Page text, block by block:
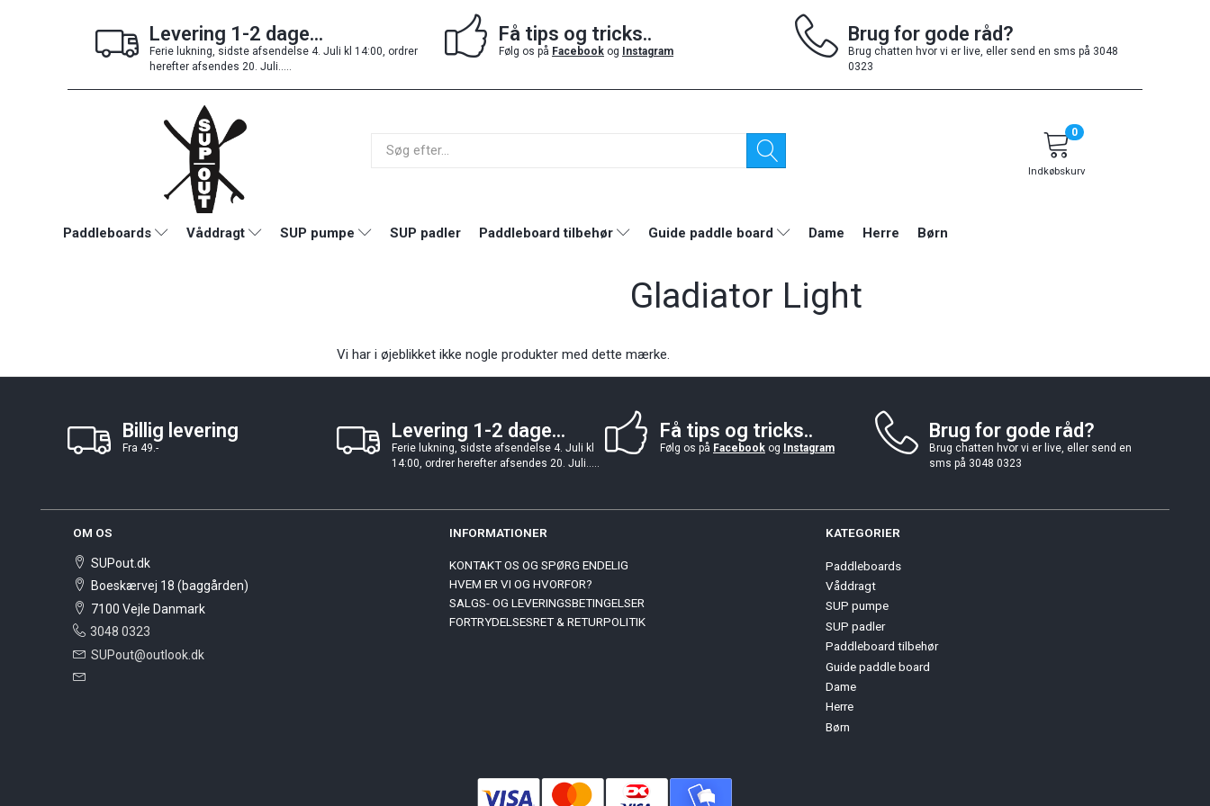
Levering 1-2 dage...
Ferie lukning, sidste afsendelse 4. Juli kl 14:00, ordrer
herefter afsendes 20. Juli.....
Få tips og tricks..
Følg os på Facebook og Instagram
Brug for gode råd?
Brug chatten hvor vi er live, eller send en sms på 3048
0323
Indkøbskurv
0
Paddleboards Våddragt SUP pumpe SUP padler Paddleboard tilbehør Guide paddle board Dame Herre Børn
Gladiator Light
Vi har i øjeblikket ikke nogle produkter med dette mærke.
Billig levering
Fra 49.-
Levering 1-2 dage...
Ferie lukning, sidste afsendelse 4. Juli kl
14:00, ordrer herefter afsendes 20. Juli.....
Få tips og tricks..
Følg os på Facebook og Instagram
Brug for gode råd?
Brug chatten hvor vi er live, eller send en
sms på 3048 0323
OM OS
SUPout.dk
Boeskærvej 18 (baggården)
7100 Vejle Danmark
3048 0323
SUPout@outlook.dk
INFORMATIONER
KONTAKT OS OG SPØRG ENDELIG
HVEM ER VI OG HVORFOR?
SALGS- OG LEVERINGSBETINGELSER
FORTRYDELSESRET & RETURPOLITIK
KATEGORIER
Paddleboards
Våddragt
SUP pumpe
SUP padler
Paddleboard tilbehør
Guide paddle board
Dame
Herre
Børn